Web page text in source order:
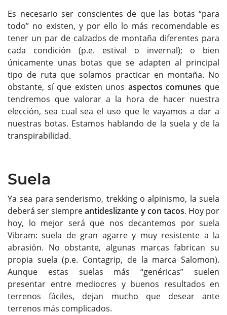
Es necesario ser conscientes de que las botas “para
todo” no existen, y por ello lo más recomendable es
tener un par de calzados de montaña diferentes para
cada condición (p.e. estival o invernal); o bien
únicamente unas botas que se adapten al principal
tipo de ruta que solamos practicar en montaña. No
obstante, sí que existen unos aspectos comunes que
tendremos que valorar a la hora de hacer nuestra
elección, sea cual sea el uso que le vayamos a dar a
nuestras botas. Estamos hablando de la suela y de la
transpirabilidad.
Suela
Ya sea para senderismo, trekking o alpinismo, la suela
deberá ser siempreantideslizante y con tacos. Hoy por
hoy, lo mejor será que nos decantemos por suela
Vibram: suela de gran agarre y muy resistente a la
abrasión. No obstante, algunas marcas fabrican su
propia suela (p.e. Contagrip, de la marca Salomon).
Aunque estas suelas más “genéricas” suelen
presentar entre mediocres y buenos resultados en
terrenos fáciles, dejan mucho que desear ante
terrenos más complicados.